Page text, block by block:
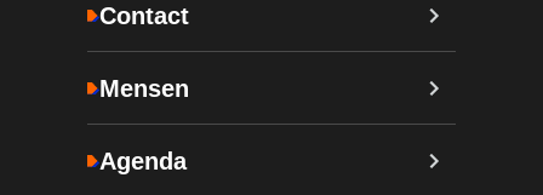
Contact
Mensen
Agenda